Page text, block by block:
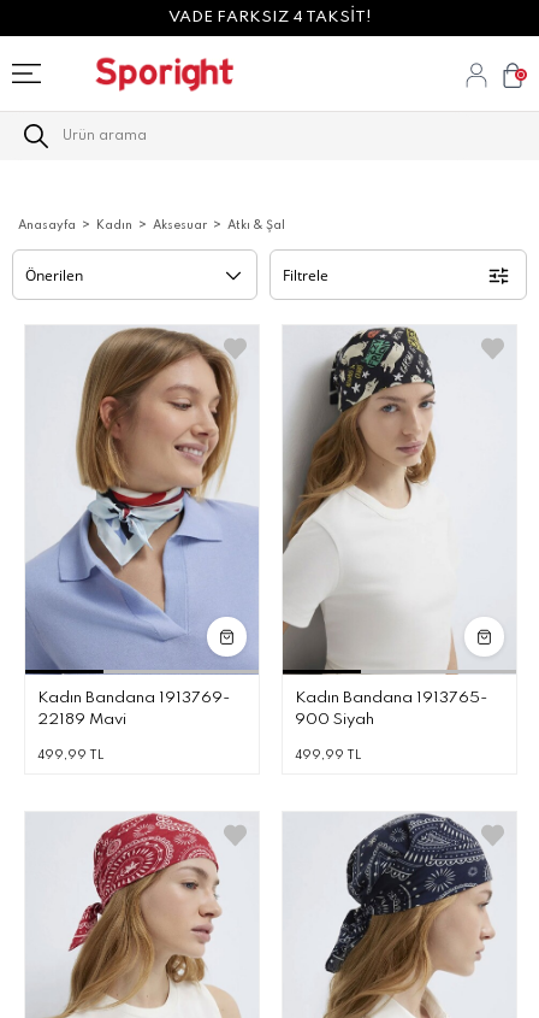
VADE FARKSIZ 4 TAKSİT!
0
Anasayfa Kadın Aksesuar Atkı & Şal
Filtrele
Kadın Bandana 1913769-
22189 Mavi
499,99 TL
Kadın Bandana 1913765-
900 Siyah
499,99 TL